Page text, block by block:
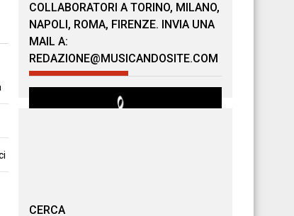
COLLABORATORI A TORINO, MILANO,
NAPOLI, ROMA, FIRENZE. INVIA UNA
MAIL A:
REDAZIONE@MUSICANDOSITE.COM
CERCA